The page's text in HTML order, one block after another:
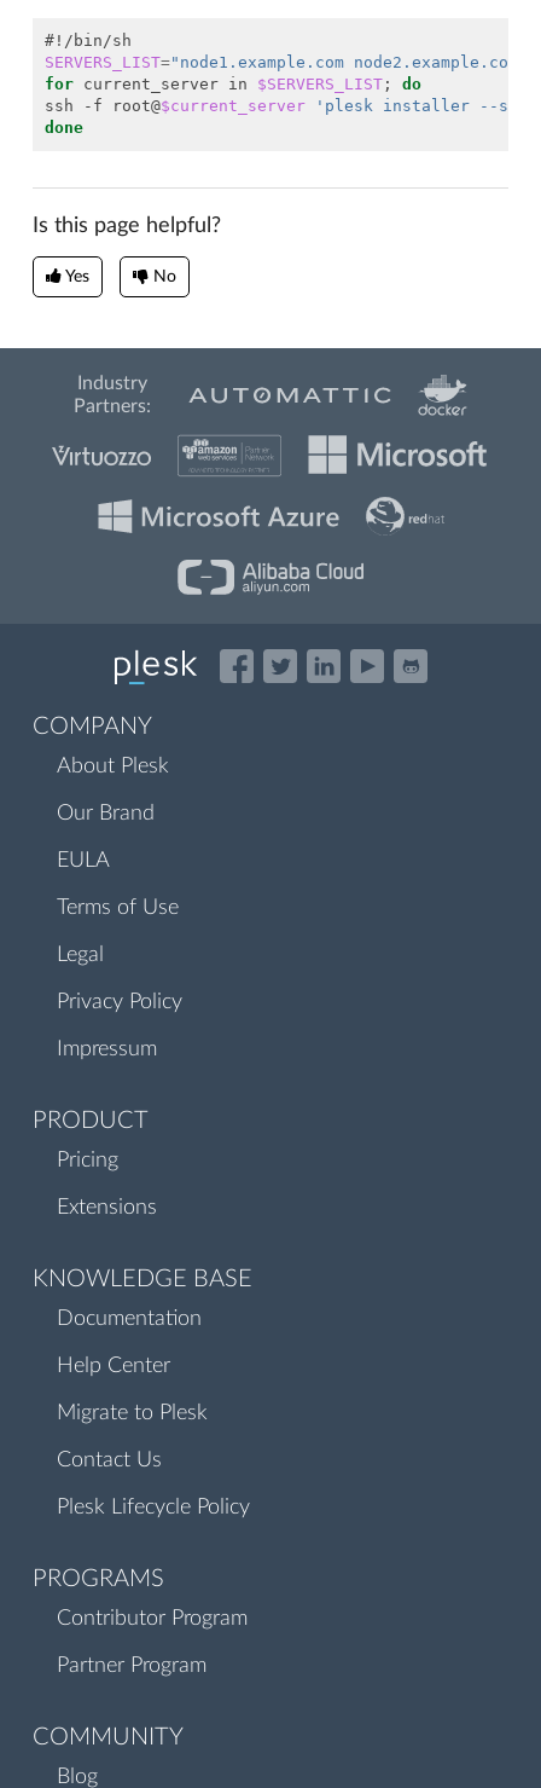
#!/bin/sh
SERVERS_LIST="node1.example.com node2.example.com"
for current_server in $SERVERS_LIST ;
do
ssh -f root@$current_server
'plesk installer --
done
Is this page helpful?
Yes No
Industry
Partners:
COMPANY
About Plesk
Our Brand
EULA
Terms of Use
Legal
Privacy Policy
Impressum
PRODUCT
Pricing
Extensions
KNOWLEDGE BASE
Documentation
Help Center
Migrate to Plesk
Contact Us
Plesk Lifecycle Policy
PROGRAMS
Contributor Program
Partner Program
COMMUNITY
Blog